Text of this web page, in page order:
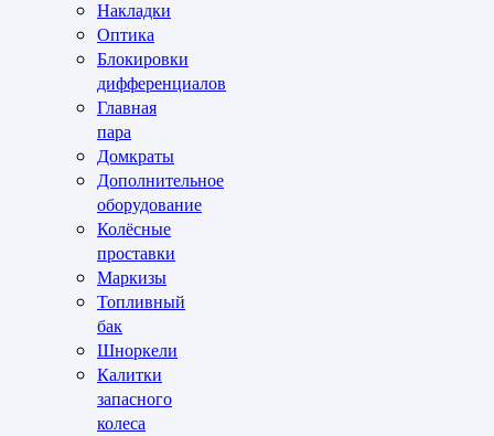
Накладки
Оптика
Блокировки
дифференциалов
Главная
пара
Домкраты
Дополнительное
оборудование
Колёсные
проставки
Маркизы
Топливный
бак
Шноркели
Калитки
запасного
колеса